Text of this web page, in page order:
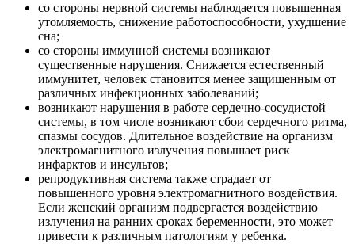
со стороны нервной системы наблюдается повышенная
утомляемость, снижение работоспособности, ухудшение
сна;
со стороны иммунной системы возникают
существенные нарушения. Снижается естественный
иммунитет, человек становится менее защищенным от
различных инфекционных заболеваний;
возникают нарушения в работе сердечно-сосудистой
системы, в том числе возникают сбои сердечного ритма,
спазмы сосудов. Длительное воздействие на организм
электромагнитного излучения повышает риск
инфарктов и инсультов;
репродуктивная система также страдает от
повышенного уровня электромагнитного воздействия.
Если женский организм подвергается воздействию
излучения на ранних сроках беременности, это может
привести к различным патологиям у ребенка.